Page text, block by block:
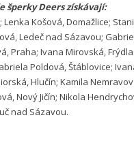
šperky Deers získávají:
Lenka Košová, Domažlice;
Ledeč nad Sázavou;
Praha; Ivana Mirovská,
Poldová, Štáblovice;
Hlučín; Kamila
Nový Jičín; Nikola
nad Sázavou.